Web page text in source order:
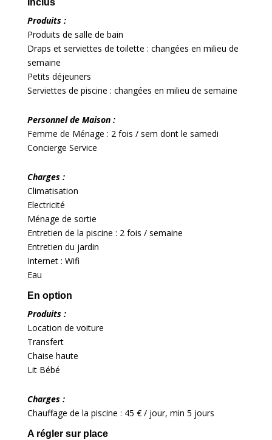
Produits :
Produits de salle de bain
Draps et serviettes de toilette : changées en milieu de
semaine
Petits déjeuners
Serviettes de piscine : changées en milieu de semaine
Personnel de Maison :
Femme de Ménage : 2 fois / sem dont le samedi
Concierge Service
Charges :
Climatisation
Electricité
Ménage de sortie
Entretien de la piscine : 2 fois / semaine
Entretien du jardin
Internet : Wifi
Eau
En option
Produits :
Location de voiture
Transfert
Chaise haute
Lit Bébé
Charges :
Chauffage de la piscine : 45 € / jour, min 5 jours
A régler sur place